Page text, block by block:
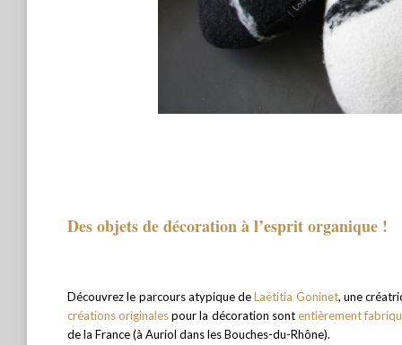
Des objets de décoration à l’esprit organique !
Découvrez le parcours atypique deLaëtitia Goninet, une
créations originalespour la décoration sontentièrement
de la France (à Auriol dans les Bouches-du-Rhône).